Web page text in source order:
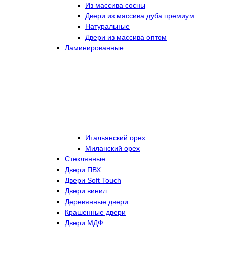
Из массива сосны
Двери из массива дуба премиум
Натуральные
Двери из массива оптом
Ламинированные
Итальянский орех
Миланский орех
Стеклянные
Двери ПВХ
Двери Soft Touch
Двери винил
Деревянные двери
Крашенные двери
Двери МДФ